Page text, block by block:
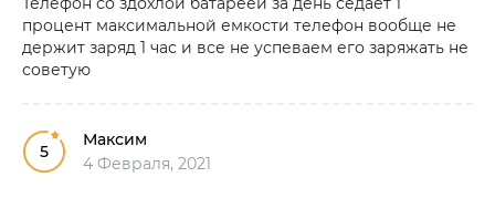
процент максимальной емкости телефон вообще не
держит заряд 1 час и все не успеваем его заряжать не
советую
5
Максим
4 Февраля, 2021